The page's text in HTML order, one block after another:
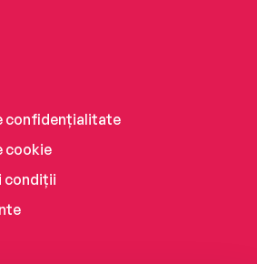
confidențialitate
cookie
condiții